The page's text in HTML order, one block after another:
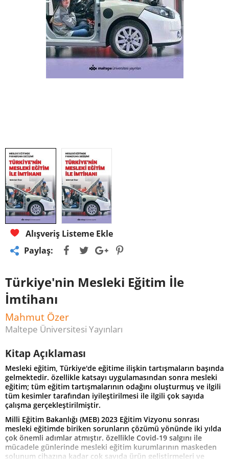
Alışveriş Listeme Ekle
Paylaş:
Türkiye'nin Mesleki Eğitim İle
İmtihanı
Mahmut Özer
Maltepe Üniversitesi Yayınları
Kitap Açıklaması
Mesleki eğitim, Türkiye'de eğitime ilişkin tartışmaların başında
gelmektedir. özellikle katsayı uygulamasından sonra mesleki
eğitim; tüm eğitim tartışmalarının odağını oluşturmuş ve ilgili
tüm kesimler tarafından iyileştirilmesi ile ilgili çok sayıda
çalışma gerçekleştirilmiştir.
Milli Eğitim Bakanlığı (MEB) 2023 Eğitim Vizyonu sonrası
mesleki eğitimde biriken sorunların çözümü yönünde iki yılda
çok önemli adımlar atmıştır. özellikle Covid-19 salgını ile
mücadele günlerinde mesleki eğitim kurumlarının maskeden
solunum cihazına kadar çok sayıda ürün geliştirmeleri ve